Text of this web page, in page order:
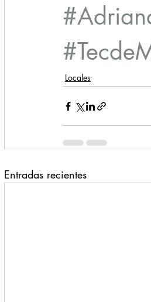
Locales
Entradas recientes